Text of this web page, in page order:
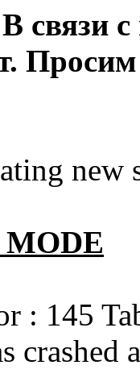
В связи
new
: 145
crashed